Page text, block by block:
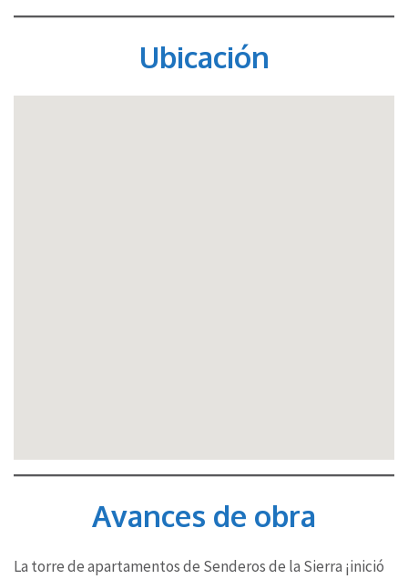
Ubicación
Avances de obra
La torre de apartamentos de Senderos de la Sierra ¡inició